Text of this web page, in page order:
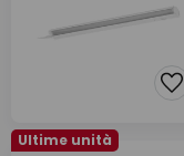
Ultime unità